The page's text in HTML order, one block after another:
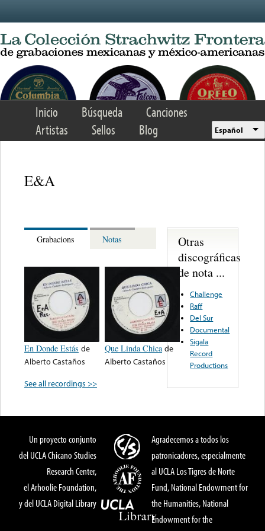
Inicio Búsqueda
Canciones
Artistas
Sellos Blog Español
E&A
Grabacions Notas
En Donde Estás de
Alberto Castaños
Que Linda Chica de
Alberto Castaños
See all recordings >>
Otras
discográficas
de nota ...
Challenge
Raff
Del Sur
Documental
Sigala
Record
Productions
Un proyecto conjunto
del UCLA Chicano Studies
Research Center,
el Arhoolie Foundation,
y del UCLA Digital Library
Agradecemos a todos los
patronicadores, especialmente
al UCLA Los Tigres de Norte
Fund, National Endowment for
the Humanities, National
Endowment for the